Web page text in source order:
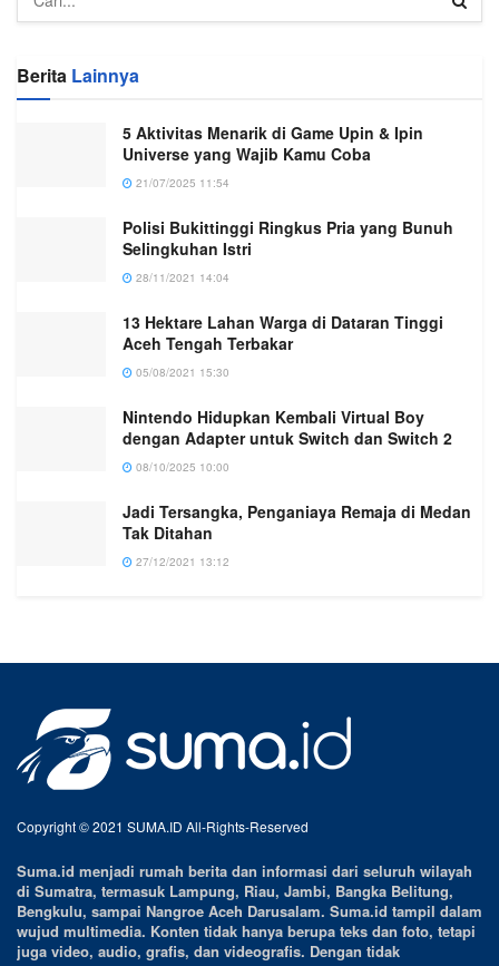
Berita Lainnya
5 Aktivitas Menarik di Game Upin & Ipin
Universe yang Wajib Kamu Coba
21/07/2025 11:54
Polisi Bukittinggi Ringkus Pria yang Bunuh
Selingkuhan Istri
28/11/2021 14:04
13 Hektare Lahan Warga di Dataran Tinggi
Aceh Tengah Terbakar
05/08/2021 15:30
Nintendo Hidupkan Kembali Virtual Boy
dengan Adapter untuk Switch dan Switch 2
08/10/2025 10:00
Jadi Tersangka, Penganiaya Remaja di Medan
Tak Ditahan
27/12/2021 13:12
Copyright © 2021 SUMA.ID All-Rights-Reserved
Suma.id menjadi rumah berita dan informasi dari seluruh wilayah
di Sumatra, termasuk Lampung, Riau, Jambi, Bangka Belitung,
Bengkulu, sampai Nangroe Aceh Darusalam. Suma.id tampil dalam
wujud multimedia. Konten tidak hanya berupa teks dan foto, tetapi
juga video, audio, grafis, dan videografis. Dengan tidak